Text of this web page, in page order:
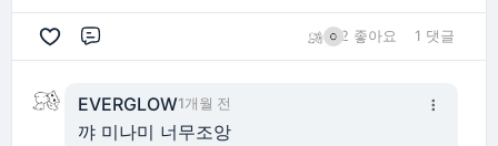
2 좋아요 1 댓글
EVERGLOW1개월 전
꺄 미나미 너무조앙